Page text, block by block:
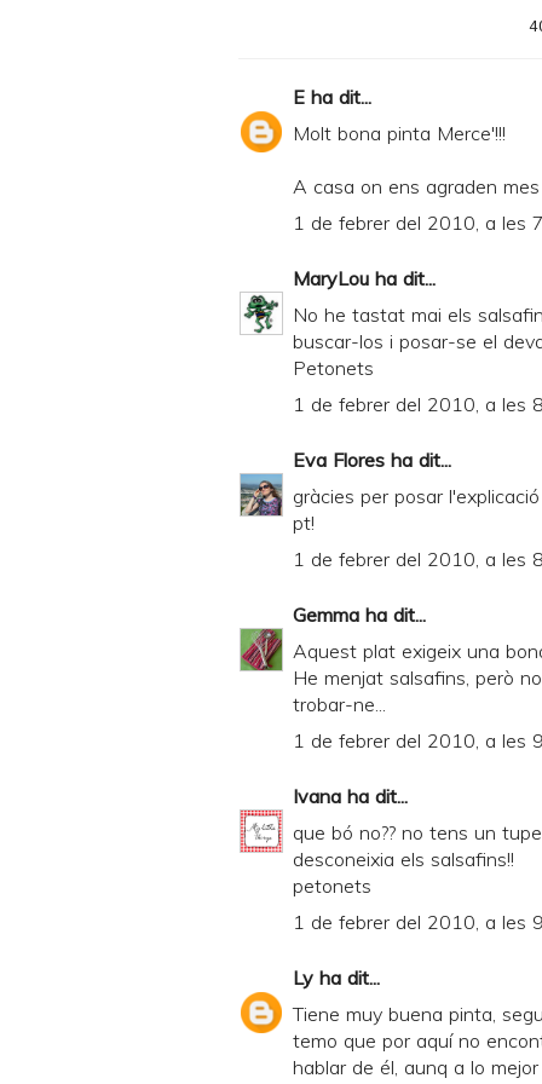
E ha dit...
Molt bona pinta Merce'!!!
A casa on ens agraden
1 de febrer del 2010, a les
MaryLou ha dit...
No he tastat mai els
buscar-los i posar-se el
Petonets
1 de febrer del 2010, a les
Eva Flores ha dit...
gràcies per posar
pt!
1 de febrer del 2010, a les
Gemma ha dit...
Aquest plat exigeix una
He menjat salsafins, però
trobar-ne...
1 de febrer del 2010, a les
Ivana ha dit...
que bó no?? no tens un
desconeixia els salsafins!!
petonets
1 de febrer del 2010, a les
Ly ha dit...
Tiene muy buena pinta,
temo que por aquí no
hablar de él, aunq a lo